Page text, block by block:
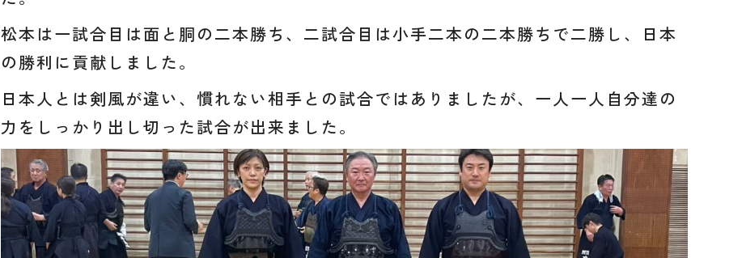
松本は一試合目は面と胴の二本勝ち、二試合目は小手二本の二本勝ちで二勝し、日本
の勝利に貢献しました。
日本人とは剣風が違い、慣れない相手との試合ではありましたが、一人一人自分達の
力をしっかり出し切った試合が出来ました。